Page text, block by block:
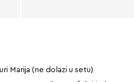
Marija (ne dolazi u setu)